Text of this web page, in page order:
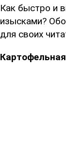
Как быстро и
изысками?
для своих